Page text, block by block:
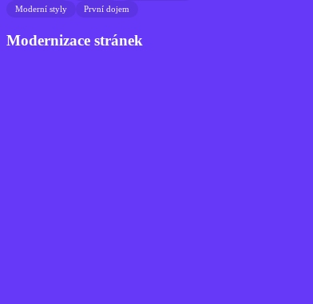
Moderní styly
První dojem
Modernizace stránek